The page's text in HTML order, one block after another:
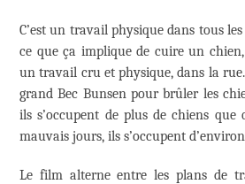
C’est un travail physique dans tous
ce que ça implique de cuire un chien,
un travail cru et physique, dans la
grand Bec Bunsen pour brûler les
ils s’occupent de plus de chiens
mauvais jours, ils s’occupent
Le film alterne entre les plans de